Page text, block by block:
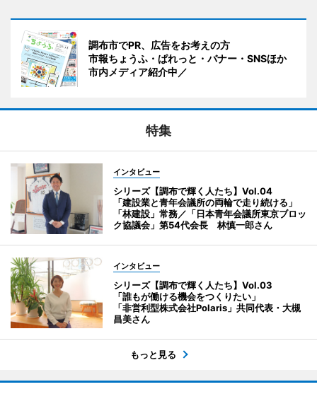
調布市でPR、広告をお考えの方
市報ちょうふ・ぱれっと・バナー・SNSほか
市内メディア紹介中／
特集
インタビュー
シリーズ【調布で輝く人たち】Vol.04
「建設業と青年会議所の両輪で走り続ける」
「林建設」常務／「日本青年会議所東京ブロッ
ク協議会」第54代会長 林慎一郎さん
インタビュー
シリーズ【調布で輝く人たち】Vol.03
「誰もが働ける機会をつくりたい」
「非営利型株式会社Polaris」共同代表・大槻
昌美さん
もっと見る